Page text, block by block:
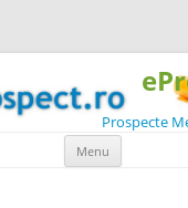
Prospecte
Menu